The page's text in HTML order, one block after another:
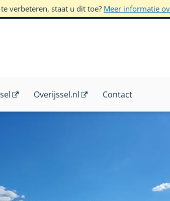
verbeteren, staat u dit toe? Meer informatie
Overijssel.nl Contact